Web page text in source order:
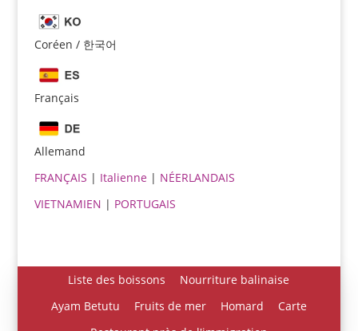
Coréen / 한국어
Français
Allemand
FRANÇAIS | Italienne| NÉERLANDAIS
VIETNAMIEN | PORTUGAIS
Liste des boissons
Nourriture balinaise
Ayam Betutu
Fruits de mer Homard
Carte
Bahasa Indonesia